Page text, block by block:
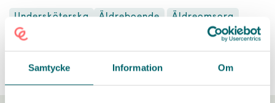
Samtycke Information Om
Undersköterska Äldreboende Äldreomsorg